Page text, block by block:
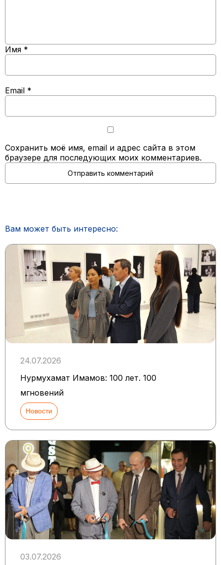
Имя *
Email *
Сохранить моё имя, email и адрес сайта в этом
браузере для последующих моих комментариев.
Вам может быть интересно:
24.07.2026
Нурмухамат Имамов: 100 лет. 100
мгновений
Новости
03.07.2026